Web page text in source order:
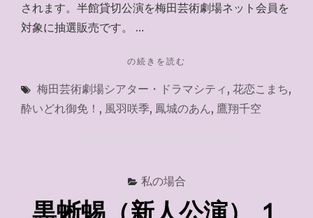
されます。半館貸切公演を梅田芸術劇場ネット会員を
対象に抽選販売です。 …
"梅
芸
術
ト
員
の続きを読む
梅田芸術劇場シアター・ドラマシティ , 花恋こまち,
酔いどれ御免！ , 風羽咲季, 鳳城のあん, 鷹翔千空
私の場合
黒蜥蜴（新人公演） １